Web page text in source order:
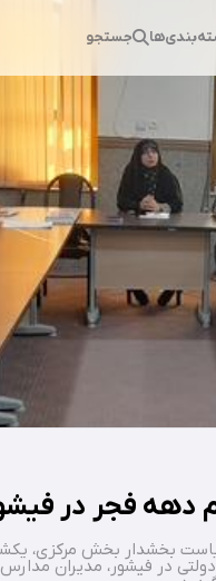
جستجو
دهه فجر در
دولتی در فیشور، مدیران